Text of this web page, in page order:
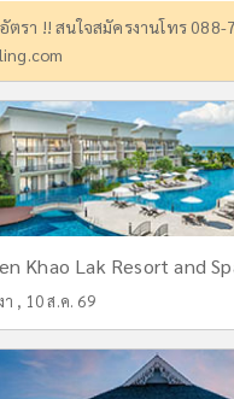
รา !! สนใจสมัครงานโทร 088-
Khao Lak Resort and
า , 10 ส.ค. 69